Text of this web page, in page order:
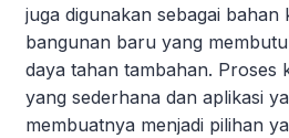
juga digunakan sebagai
bangunan baru yang
daya tahan tambahan. Proses
yang sederhana dan aplikasi
membuatnya menjadi pilihan